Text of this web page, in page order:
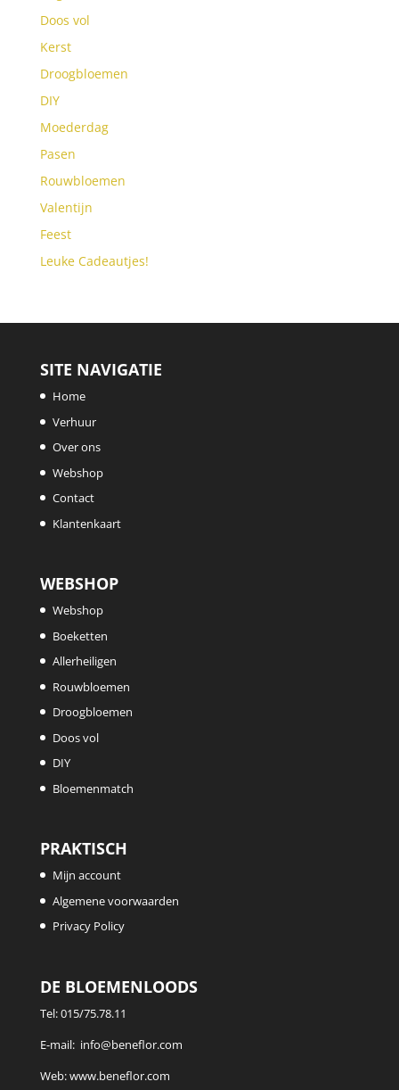
Doos vol
Kerst
Droogbloemen
DIY
Moederdag
Pasen
Rouwbloemen
Valentijn
Feest
Leuke Cadeautjes!
SITE NAVIGATIE
Home
Verhuur
Over ons
Webshop
Contact
Klantenkaart
WEBSHOP
Webshop
Boeketten
Allerheiligen
Rouwbloemen
Droogbloemen
Doos vol
DIY
Bloemenmatch
PRAKTISCH
Mijn account
Algemene voorwaarden
Privacy Policy
DE BLOEMENLOODS
Tel:015/75.78.11
E-mail: info@beneflor.com
Web:www.beneflor.com